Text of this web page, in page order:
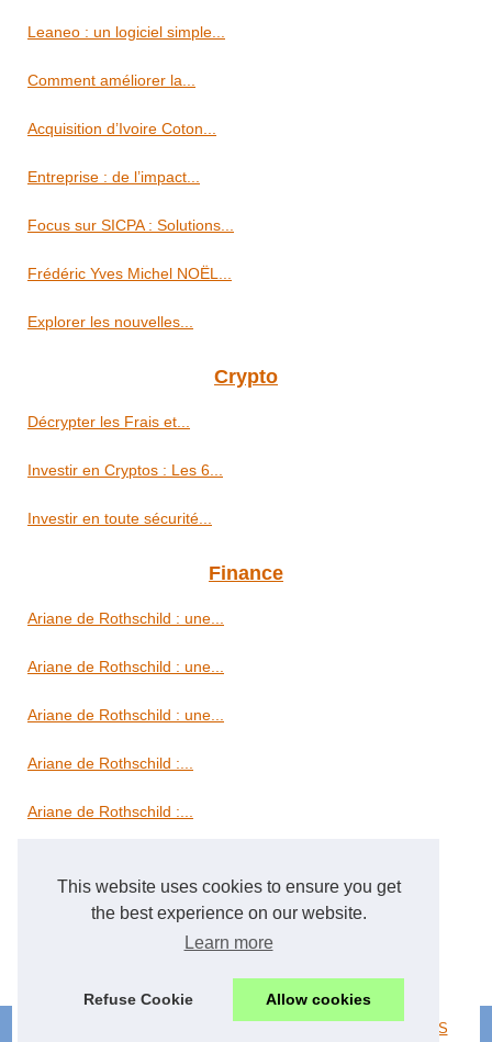
This website uses cookies to ensure you get
the best experience on our website.
Learn more
Refuse Cookie Allow cookies
Leaneo : un logiciel simple...
Comment améliorer la...
Acquisition d’Ivoire Coton...
Entreprise : de l’impact...
Focus sur SICPA : Solutions...
Frédéric Yves Michel NOËL...
Explorer les nouvelles...
Crypto
Décrypter les Frais et...
Investir en Cryptos : Les 6...
Investir en toute sécurité...
Finance
Ariane de Rothschild : une...
Ariane de Rothschild : une...
Ariane de Rothschild : une...
Ariane de Rothschild :...
Ariane de Rothschild :...
Récupérer sa garantie...
RSS